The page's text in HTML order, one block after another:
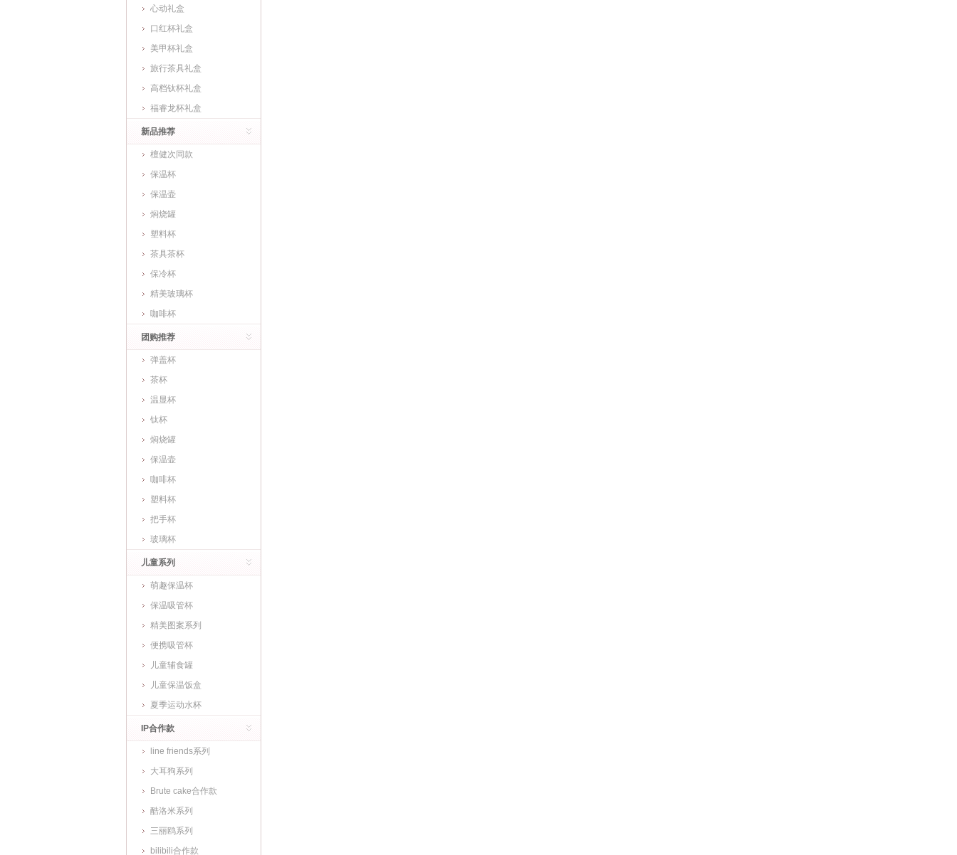
心动礼盒
口红杯礼盒
美甲杯礼盒
旅行茶具礼盒
高档钛杯礼盒
福睿龙杯礼盒
新品推荐
檀健次同款
保温杯
保温壶
焖烧罐
塑料杯
茶具茶杯
保冷杯
精美玻璃杯
咖啡杯
团购推荐
弹盖杯
茶杯
温显杯
钛杯
焖烧罐
保温壶
咖啡杯
塑料杯
把手杯
玻璃杯
儿童系列
萌趣保温杯
保温吸管杯
精美图案系列
便携吸管杯
儿童辅食罐
儿童保温饭盒
夏季运动水杯
IP合作款
line friends系列
大耳狗系列
Brute cake合作款
酷洛米系列
三丽鸥系列
bilibili合作款